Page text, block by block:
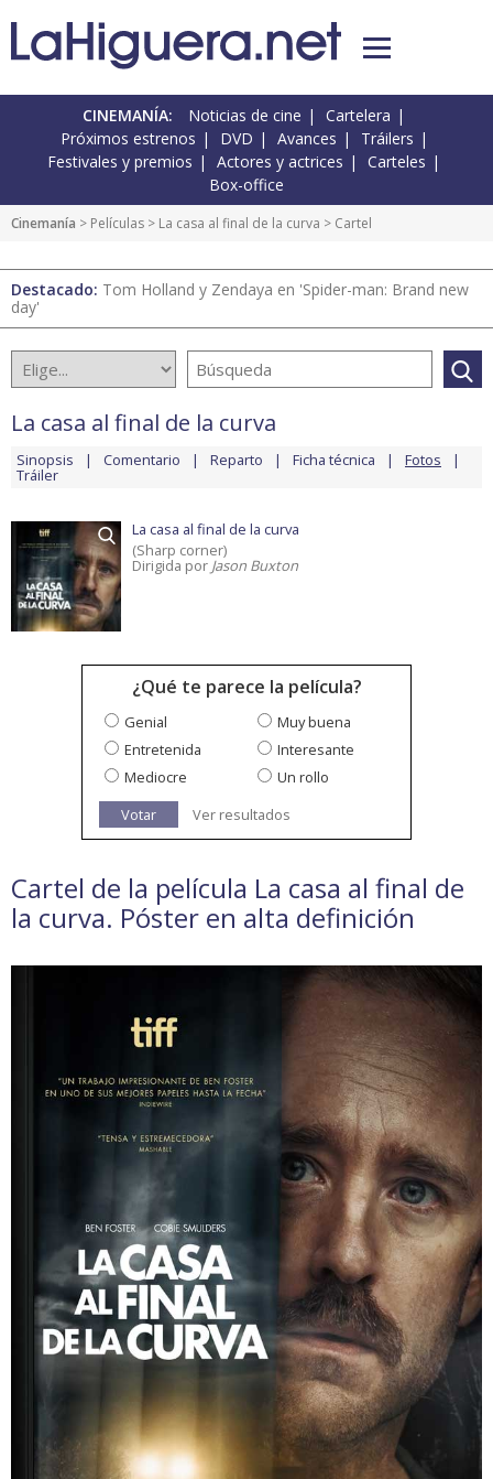
CINEMANÍA: Noticias de cine
Cartelera
Próximos estrenos
DVD Avances
Tráilers
Festivales y premios
Actores y actrices
Carteles
Box-office
Cinemanía > Películas > La casa al final de la curva > Cartel
Destacado: Tom Holland y Zendaya en 'Spider-man: Brand new
day'
La casa al final de la curva
Sinopsis Comentario Reparto Ficha técnica Fotos
Tráiler
La casa al final de la curva
(Sharp corner)
Dirigida por Jason Buxton
¿Qué te parece la película?
Genial
Muy buena
Entretenida
Interesante
Mediocre
Un rollo
Votar
Ver resultados
Cartel de la película La casa al final de
la curva. Póster en alta definición